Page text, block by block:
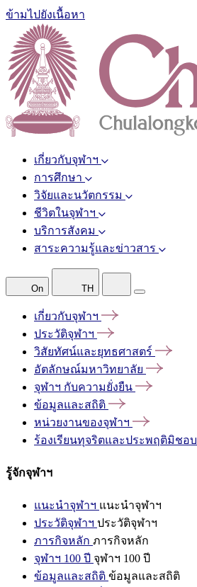
ข้ามไปยังเนื้อหา
เกี่ยวกับจุฬาฯ
การศึกษา
วิจัยและนวัตกรรม
ชีวิตในจุฬาฯ
บริการสังคม
สาระความรู้และข่าวสาร
On TH
เกี่ยวกับจุฬาฯ
ประวัติจุฬาฯ
วิสัยทัศน์และยุทธศาสตร์
อัตลักษณ์มหาวิทยาลัย
จุฬาฯ กับความยั่งยืน
ข้อมูลและสถิติ
หน่วยงานของจุฬาฯ
ร้องเรียนทุจริตและประพฤติมิชอบ
รู้จักจุฬาฯ
แนะนำจุฬาฯ แนะนำจุฬาฯ
ประวัติจุฬาฯ ประวัติจุฬาฯ
ภารกิจหลัก ภารกิจหลัก
จุฬาฯ 100 ปี จุฬาฯ 100 ปี
ข้อมูลและสถิติ ข้อมูลและสถิติ